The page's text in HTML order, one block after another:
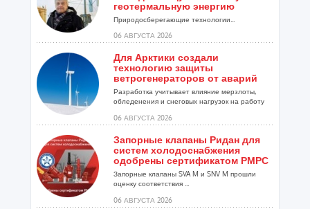
геотермальную энергию
Природосберегающие технологии...
06 АВГУСТА 2026
Для Арктики создали
технологию защиты
ветрогенераторов от аварий
Разработка учитывает влияние мерзлоты,
обледенения и снеговых нагрузок на работу
06 АВГУСТА 2026
Запорные клапаны Ридан для
систем холодоснабжения
одобрены сертификатом РМРС
Запорные клапаны SVA M и SNV M прошли
оценку соответствия ...
06 АВГУСТА 2026